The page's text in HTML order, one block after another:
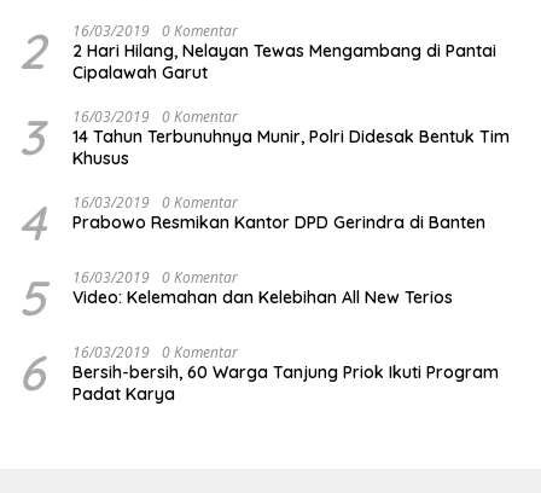
2 16/03/2019 0 Komentar
2 Hari Hilang, Nelayan Tewas Mengambang di Pantai
Cipalawah Garut
3 16/03/2019 0 Komentar
14 Tahun Terbunuhnya Munir, Polri Didesak Bentuk Tim
Khusus
4 16/03/2019 0 Komentar
Prabowo Resmikan Kantor DPD Gerindra di Banten
5 16/03/2019 0 Komentar
Video: Kelemahan dan Kelebihan All New Terios
6 16/03/2019 0 Komentar
Bersih-bersih, 60 Warga Tanjung Priok Ikuti Program
Padat Karya